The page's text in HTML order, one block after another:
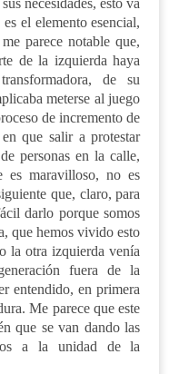
el elemento esencial,
parece notable que,
de la izquierda haya
de su
meterse al juego
de incremento de
que salir a protestar
personas en la calle,
es maravilloso, no es
que, claro, para
darlo porque somos
que hemos vivido esto
la otra izquierda venía
fuera de la
entendido, en primera
Me parece que este
que se van dando las
a la unidad de la